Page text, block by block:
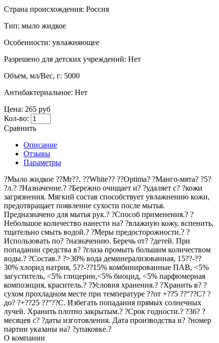
Страна происхождения: Россия
Тип: мыло жидкое
Особенности: увлажняющее
Разрешено для детских учреждений: Нет
Объем, мл/Вес, г: 5000
Антибактериальное: Нет
Цена: 265 руб
Кол-во:
Сравнить
Описание
Отзывы
Параметры
?Мыло жидкое ??Mr??. ??White?? ??Optima? ?Манго-мята? ?5?
?л.? ?Назначение.? ?Бережно очищает и? ?удаляет с? ?кожи
загрязнения. Мягкий состав способствует увлажнению кожи,
предотвращает появление сухости после мытья.
Предназначено для мытья рук.? ?Способ применения.? ?
Небольшое количество нанести на? ?влажную кожу, вспенить,
тщательно смыть водой.? ?Меры предосторожности.? ?
Использовать по? ?назначению. Беречь от? ?детей. При
попадании средства в? ?глаза промыть большим количеством
воды.? ?Состав.? ?>30% вода деминерализованная, 15??-??
30% хлорид натрия, 5??-??15% комбинированные ПАВ, <5%
загуститель, <5% глицерин,<5% биоцид, <5% парфюмерная
композиция, краситель.? ?Условия хранения.? ?Хранить в? ?
сухом прохладном месте при температуре ??от +??5 ??°??С? ?
до? ?+??25 ??°??С. Избегать попадания прямых солнечных
лучей. Хранить плотно закрытым.? ?Срок годности.? ?36? ?
месяцев с? ?даты изготовления. Дата производства и? ?номер
партии указаны на? ?упаковке.?
О компании